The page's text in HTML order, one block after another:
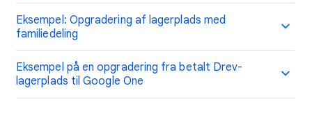
Eksempel: Opgradering af lagerplads med
familiedeling
Eksempel på en opgradering fra betalt Drev-
lagerplads til Google One